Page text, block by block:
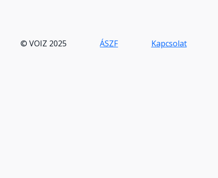
© VOIZ 2025 ÁSZF Kapcsolat